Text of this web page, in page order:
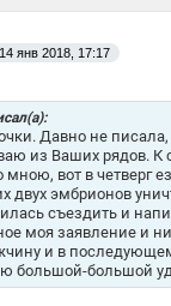
14 янв 2018, 17:17
Давно не
из Ваших рядов.
мною, вот в четверг
двух эмбрионов
съездить и
моя заявление и
и в
большой-большой